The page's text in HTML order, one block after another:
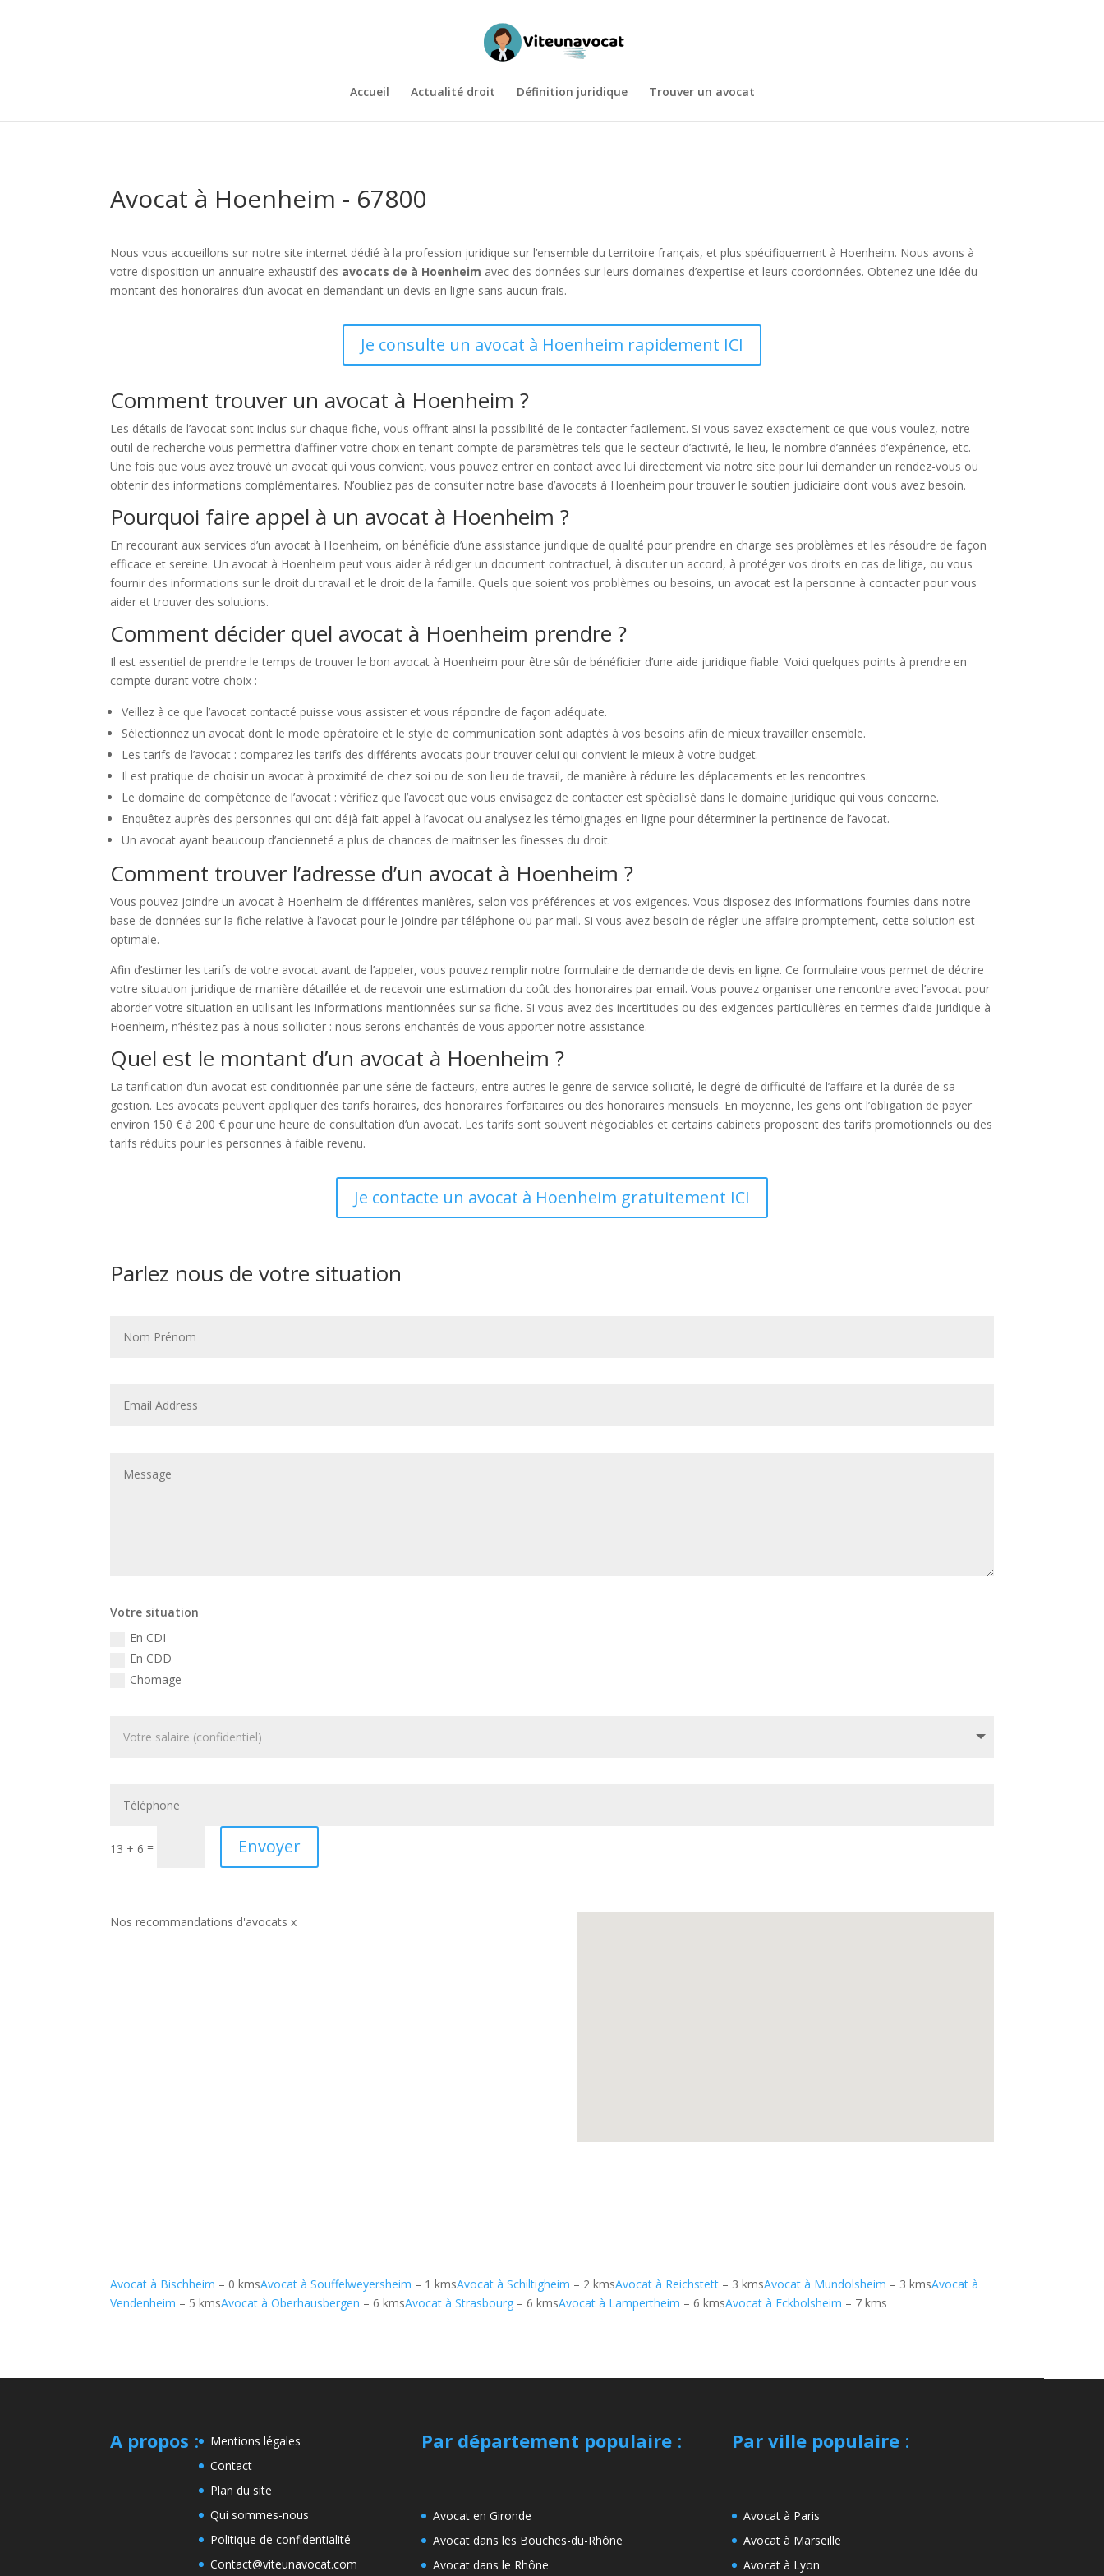
Accueil Actualité droit Définition juridique Trouver un avocat
Avocat à Hoenheim - 67800
Nous vous accueillons sur notre site internet dédié à la profession juridique sur l’ensemble du territoire français, et plus spécifiquement à Hoenheim. Nous avons à
votre disposition un annuaire exhaustif des avocats de à Hoenheim avec des données sur leurs domaines d’expertise et leurs coordonnées. Obtenez une idée du
montant des honoraires d’un avocat en demandant un devis en ligne sans aucun frais.
Je consulte un avocat à Hoenheim rapidement ICI
Comment trouver un avocat à Hoenheim ?
Les détails de l’avocat sont inclus sur chaque fiche, vous offrant ainsi la possibilité de le contacter facilement. Si vous savez exactement ce que vous voulez, notre
outil de recherche vous permettra d’affiner votre choix en tenant compte de paramètres tels que le secteur d’activité, le lieu, le nombre d’années d’expérience, etc.
Une fois que vous avez trouvé un avocat qui vous convient, vous pouvez entrer en contact avec lui directement via notre site pour lui demander un rendez-vous ou
obtenir des informations complémentaires. N’oubliez pas de consulter notre base d’avocats à Hoenheim pour trouver le soutien judiciaire dont vous avez besoin.
Pourquoi faire appel à un avocat à Hoenheim ?
En recourant aux services d’un avocat à Hoenheim, on bénéficie d’une assistance juridique de qualité pour prendre en charge ses problèmes et les résoudre de façon
efficace et sereine. Un avocat à Hoenheim peut vous aider à rédiger un document contractuel, à discuter un accord, à protéger vos droits en cas de litige, ou vous
fournir des informations sur le droit du travail et le droit de la famille. Quels que soient vos problèmes ou besoins, un avocat est la personne à contacter pour vous
aider et trouver des solutions.
Comment décider quel avocat à Hoenheim prendre ?
Il est essentiel de prendre le temps de trouver le bon avocat à Hoenheim pour être sûr de bénéficier d’une aide juridique fiable. Voici quelques points à prendre en
compte durant votre choix :
Veillez à ce que l’avocat contacté puisse vous assister et vous répondre de façon adéquate.
Sélectionnez un avocat dont le mode opératoire et le style de communication sont adaptés à vos besoins afin de mieux travailler ensemble.
Les tarifs de l’avocat : comparez les tarifs des différents avocats pour trouver celui qui convient le mieux à votre budget.
Il est pratique de choisir un avocat à proximité de chez soi ou de son lieu de travail, de manière à réduire les déplacements et les rencontres.
Le domaine de compétence de l’avocat : vérifiez que l’avocat que vous envisagez de contacter est spécialisé dans le domaine juridique qui vous concerne.
Enquêtez auprès des personnes qui ont déjà fait appel à l’avocat ou analysez les témoignages en ligne pour déterminer la pertinence de l’avocat.
Un avocat ayant beaucoup d’ancienneté a plus de chances de maitriser les finesses du droit.
Comment trouver l’adresse d’un avocat à Hoenheim ?
Vous pouvez joindre un avocat à Hoenheim de différentes manières, selon vos préférences et vos exigences. Vous disposez des informations fournies dans notre
base de données sur la fiche relative à l’avocat pour le joindre par téléphone ou par mail. Si vous avez besoin de régler une affaire promptement, cette solution est
optimale.
Afin d’estimer les tarifs de votre avocat avant de l’appeler, vous pouvez remplir notre formulaire de demande de devis en ligne. Ce formulaire vous permet de décrire
votre situation juridique de manière détaillée et de recevoir une estimation du coût des honoraires par email. Vous pouvez organiser une rencontre avec l’avocat pour
aborder votre situation en utilisant les informations mentionnées sur sa fiche. Si vous avez des incertitudes ou des exigences particulières en termes d’aide juridique à
Hoenheim, n’hésitez pas à nous solliciter : nous serons enchantés de vous apporter notre assistance.
Quel est le montant d’un avocat à Hoenheim ?
La tarification d’un avocat est conditionnée par une série de facteurs, entre autres le genre de service sollicité, le degré de difficulté de l’affaire et la durée de sa
gestion. Les avocats peuvent appliquer des tarifs horaires, des honoraires forfaitaires ou des honoraires mensuels. En moyenne, les gens ont l’obligation de payer
environ 150 € à 200 € pour une heure de consultation d’un avocat. Les tarifs sont souvent négociables et certains cabinets proposent des tarifs promotionnels ou des
tarifs réduits pour les personnes à faible revenu.
Je contacte un avocat à Hoenheim gratuitement ICI
Parlez nous de votre situation
Votre situation
En CDI
En CDD
Chomage
13 + 6 = Envoyer
Nos recommandations d'avocats x
Avocat à Bischheim – 0 kmsAvocat à Souffelweyersheim – 1 kmsAvocat à Schiltigheim – 2 kmsAvocat à Reichstett – 3 kmsAvocat à Mundolsheim – 3 kmsAvocat à
Vendenheim – 5 kmsAvocat à Oberhausbergen – 6 kmsAvocat à Strasbourg – 6 kmsAvocat à Lampertheim – 6 kmsAvocat à Eckbolsheim – 7 kms
A propos :
Mentions légales
Contact
Plan du site
Qui sommes-nous
Politique de confidentialité
Contact@viteunavocat.com
Par département populaire:
Avocat en Gironde
Avocat dans les Bouches-du-Rhône
Avocat dans le Rhône
Par ville populaire:
Avocat à Paris
Avocat à Marseille
Avocat à Lyon